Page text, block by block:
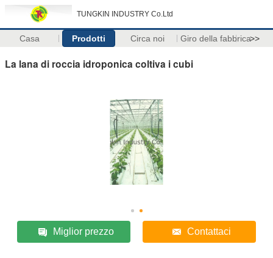
TUNGKIN INDUSTRY Co.Ltd
Casa Prodotti Circa noi Giro della fabbrica>>
La lana di roccia idroponica coltiva i cubi
Miglior prezzo Contattaci